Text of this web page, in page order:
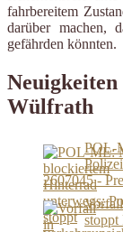
fahrbereitem
darüber machen,
gefährden könnten.
Wülfrath
POL-
2607045 -
stoppt